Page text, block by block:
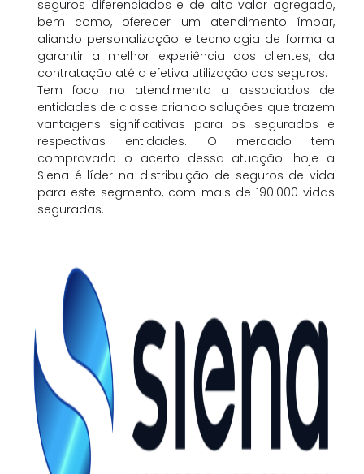
seguros diferenciados e de alto valor agregado,
bem como, oferecer um atendimento ímpar,
aliando personalização e tecnologia de forma a
garantir a melhor experiência aos clientes, da
contratação até a efetiva utilização dos seguros.
Tem foco no atendimento a associados de
entidades de classe criando soluções que trazem
vantagens significativas para os segurados e
respectivas entidades. O mercado tem
comprovado o acerto dessa atuação: hoje a
Siena é líder na distribuição de seguros de vida
para este segmento, com mais de 190.000 vidas
seguradas.